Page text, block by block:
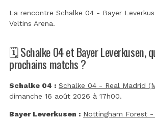
La rencontre Schalke 04 - Bayer
Veltins Arena.
🗓️ Schalke 04 et Bayer Leverkusen,
prochains matchs ?
Schalke 04 : Schalke 04 - Real Madrid
dimanche 16 août 2026 à 17h00.
Bayer Leverkusen : Nottingham Forest -